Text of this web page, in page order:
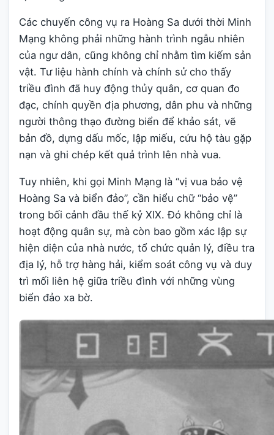
Các chuyến công vụ ra Hoàng Sa dưới thời Minh
Mạng không phải những hành trình ngẫu nhiên
của ngư dân, cũng không chỉ nhằm tìm kiếm sản
vật. Tư liệu hành chính và chính sử cho thấy
triều đình đã huy động thủy quân, cơ quan đo
đạc, chính quyền địa phương, dân phu và những
người thông thạo đường biển để khảo sát, vẽ
bản đồ, dựng dấu mốc, lập miếu, cứu hộ tàu gặp
nạn và ghi chép kết quả trình lên nhà vua.
Tuy nhiên, khi gọi Minh Mạng là “vị vua bảo vệ
Hoàng Sa và biển đảo”, cần hiểu chữ “bảo vệ”
trong bối cảnh đầu thế kỷ XIX. Đó không chỉ là
hoạt động quân sự, mà còn bao gồm xác lập sự
hiện diện của nhà nước, tổ chức quản lý, điều tra
địa lý, hỗ trợ hàng hải, kiểm soát công vụ và duy
trì mối liên hệ giữa triều đình với những vùng
biển đảo xa bờ.